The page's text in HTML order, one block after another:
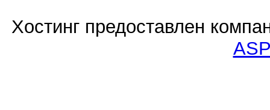
Хостинг предоставлен